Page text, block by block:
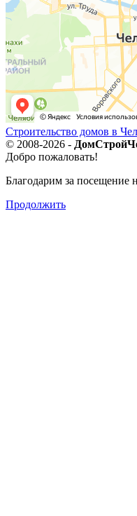
Строительство домов в
© 2008-2026 -
Добро пожаловать!
Благодарим за посещение
Продолжить